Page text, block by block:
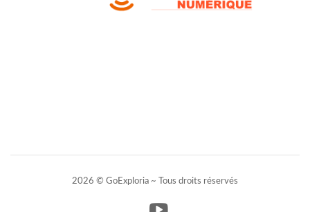
2026 © GoExploria ~ Tous droits réservés